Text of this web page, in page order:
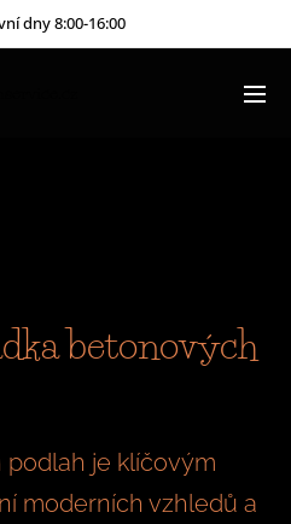
dny 8:00-16:00
betonových
je klíčovým
moderních vzhledů a